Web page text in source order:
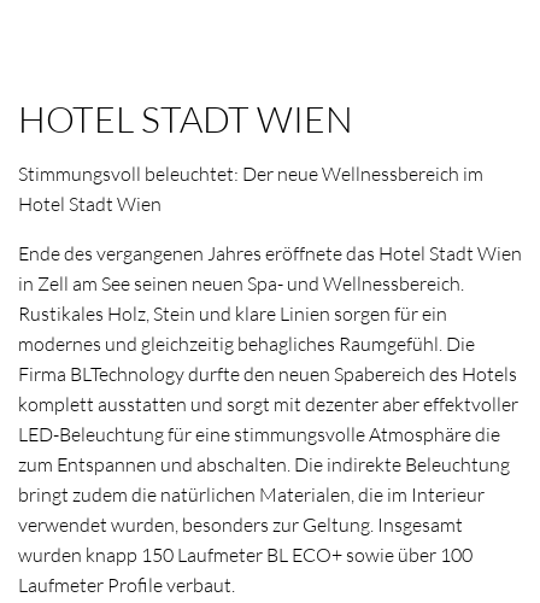
HOTEL STADT WIEN
Stimmungsvoll beleuchtet: Der neue Wellnessbereich im
Hotel Stadt Wien
Ende des vergangenen Jahres eröffnete das Hotel Stadt Wien
in Zell am See seinen neuen Spa- und Wellnessbereich.
Rustikales Holz, Stein und klare Linien sorgen für ein
modernes und gleichzeitig behagliches Raumgefühl. Die
Firma BLTechnology durfte den neuen Spabereich des Hotels
komplett ausstatten und sorgt mit dezenter aber effektvoller
LED-Beleuchtung für eine stimmungsvolle Atmosphäre die
zum Entspannen und abschalten. Die indirekte Beleuchtung
bringt zudem die natürlichen Materialen, die im Interieur
verwendet wurden, besonders zur Geltung. Insgesamt
wurden knapp 150 Laufmeter BL ECO+ sowie über 100
Laufmeter Profile verbaut.